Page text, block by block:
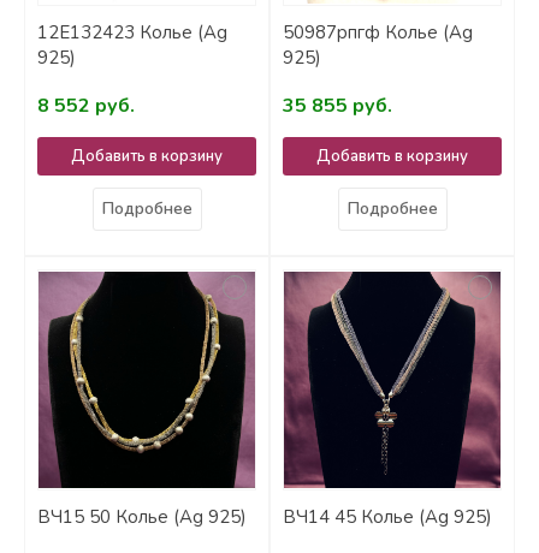
12Е132423 Колье (Ag
925)
8 552 руб.
Добавить в корзину
Подробнее
50987рпгф Колье (Ag
925)
35 855 руб.
Добавить в корзину
Подробнее
ВЧ15 50 Колье (Ag 925) ВЧ14 45 Колье (Ag 925)